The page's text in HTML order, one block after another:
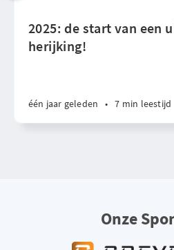
2025: de start van een
herijking!
één jaar geleden • 7 min leestijd
Onze